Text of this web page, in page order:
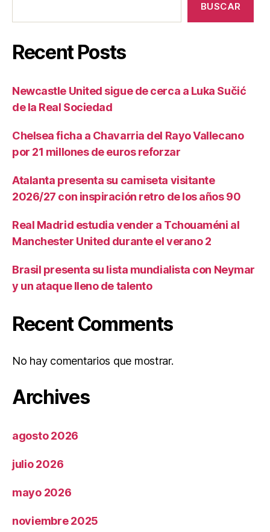
BUSCAR
Recent Posts
Newcastle United sigue de cerca a Luka Sučić
de la Real Sociedad
Chelsea ficha a Chavarria del Rayo Vallecano
por 21 millones de euros reforzar
Atalanta presenta su camiseta visitante
2026/27 con inspiración retro de los años 90
Real Madrid estudia vender a Tchouaméni al
Manchester United durante el verano 2
Brasil presenta su lista mundialista con Neymar
y un ataque lleno de talento
Recent Comments
No hay comentarios que mostrar.
Archives
agosto 2026
julio 2026
mayo 2026
noviembre 2025